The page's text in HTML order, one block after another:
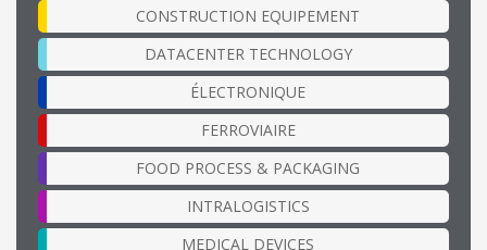
CONSTRUCTION EQUIPEMENT
DATACENTER TECHNOLOGY
ÉLECTRONIQUE
FERROVIAIRE
FOOD PROCESS & PACKAGING
INTRALOGISTICS
MEDICAL DEVICES